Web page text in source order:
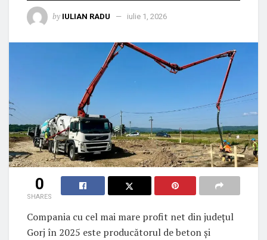
by IULIAN RADU iulie 1, 2026
0
SHARES
Compania cu cel mai mare profit net din județul
Gorj în 2025 este producătorul de beton și